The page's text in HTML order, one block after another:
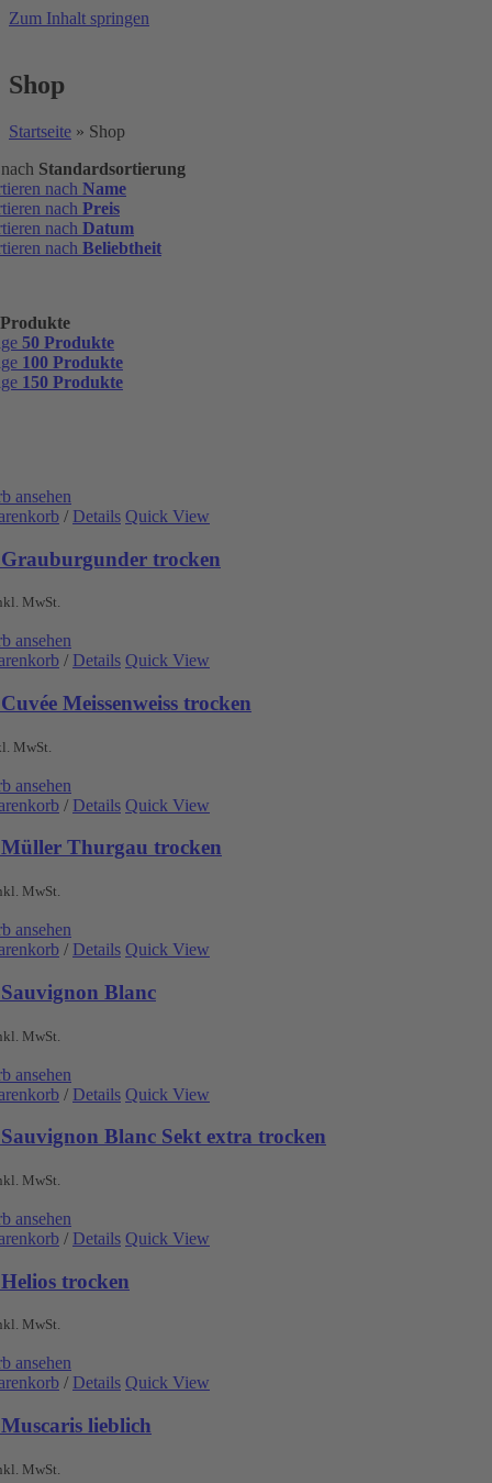
Zum Inhalt springen
Shop
Startseite » Shop
Standardsortierung
nach Name
nach Preis
nach Datum
nach Beliebtheit
50 Produkte
100 Produkte
150 Produkte
ansehen
/ Details Quick View
trocken
MwSt.
ansehen
/ Details Quick View
Meissenweiss trocken
MwSt.
ansehen
/ Details Quick View
Thurgau trocken
MwSt.
ansehen
/ Details Quick View
Blanc
MwSt.
ansehen
/ Details Quick View
Blanc Sekt extra trocken
MwSt.
ansehen
/ Details Quick View
trocken
MwSt.
ansehen
/ Details Quick View
lieblich
MwSt.